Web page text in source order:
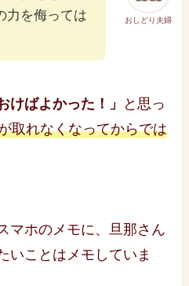
おしどり夫婦
力を侮っては
けばよかった！」
と思っ
取れなくなってからでは
マホのメモに、旦那さん
いことはメモしていま